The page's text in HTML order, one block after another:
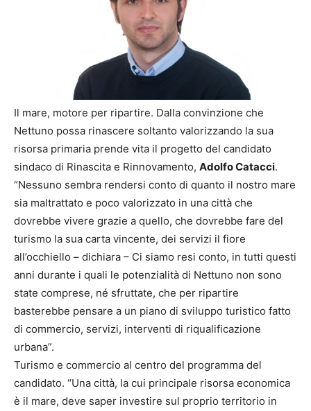
Il mare, motore per ripartire. Dalla convinzione che
Nettuno possa rinascere soltanto valorizzando la sua
risorsa primaria prende vita il progetto del candidato
sindaco di Rinascita e Rinnovamento, Adolfo Catacci.
“Nessuno sembra rendersi conto di quanto il nostro mare
sia maltrattato e poco valorizzato in una città che
dovrebbe vivere grazie a quello, che dovrebbe fare del
turismo la sua carta vincente, dei servizi il fiore
all’occhiello – dichiara – Ci siamo resi conto, in tutti questi
anni durante i quali le potenzialità di Nettuno non sono
state comprese, né sfruttate, che per ripartire
basterebbe pensare a un piano di sviluppo turistico fatto
di commercio, servizi, interventi di riqualificazione
urbana”.
Turismo e commercio al centro del programma del
candidato. “Una città, la cui principale risorsa economica
è il mare, deve saper investire sul proprio territorio in